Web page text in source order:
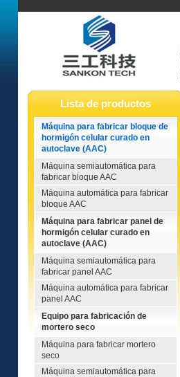
Lista de productos
Máquina para fabricar bloque de
hormigón celular curado en
autoclave (AAC)
Máquina semiautomática para
fabricar bloque AAC
Máquina automática para fabricar
bloque AAC
Máquina para fabricar panel de
hormigón celular curado en
autoclave (AAC)
Máquina semiautomática para
fabricar panel AAC
Máquina automática para fabricar
panel AAC
Equipo para fabricación de
mortero seco
Máquina para fabricar mortero
seco
Máquina semiautomática para